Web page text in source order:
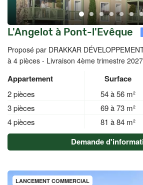
L'Angelot à Pont-l'Evêque
Proposé par DRAKKAR
à 4 pièces - Livraison 4ème trimestre 2027
Appartement Surface
2 pièces 54 à 56 m²
3 pièces 69 à 73 m²
4 pièces 81 à 84 m²
Demande
LANCEMENT COMMERCIAL